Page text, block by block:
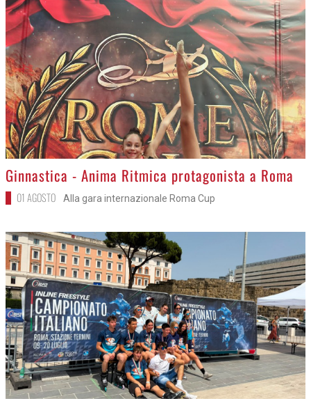
>
Ginnastica - Anima Ritmica protagonista a Roma
01 AGOSTO Alla gara internazionale Roma Cup